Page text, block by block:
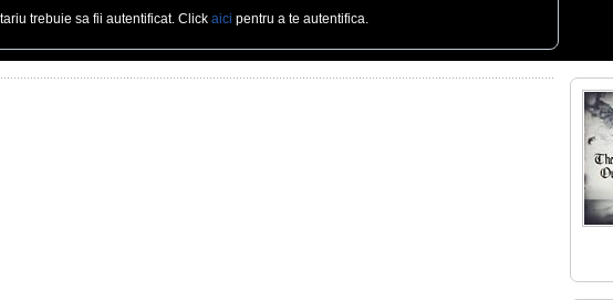
trebuie sa fii autentificat. Click aici pentru a te autentifica.